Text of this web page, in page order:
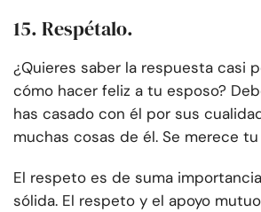
15. Respétalo.
¿Quieres saber la respuesta casi
cómo hacer feliz a tu esposo?
has casado con él por sus
muchas cosas de él. Se merece
El respeto es de suma
sólida. El respeto y el apoyo